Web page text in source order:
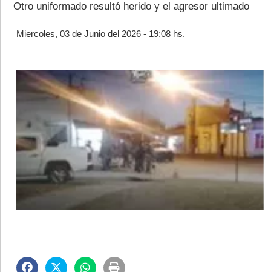
©2007/2026
Otro uniformado resultó herido y el agresor ultimado
Miercoles, 03 de Junio del 2026 - 19:08 hs.